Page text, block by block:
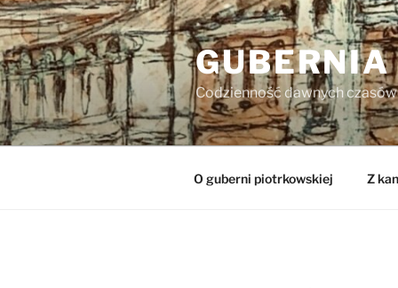
Przejdź
do
treści
Codzienność dawnych czasów
O guberni piotrkowskiej Z